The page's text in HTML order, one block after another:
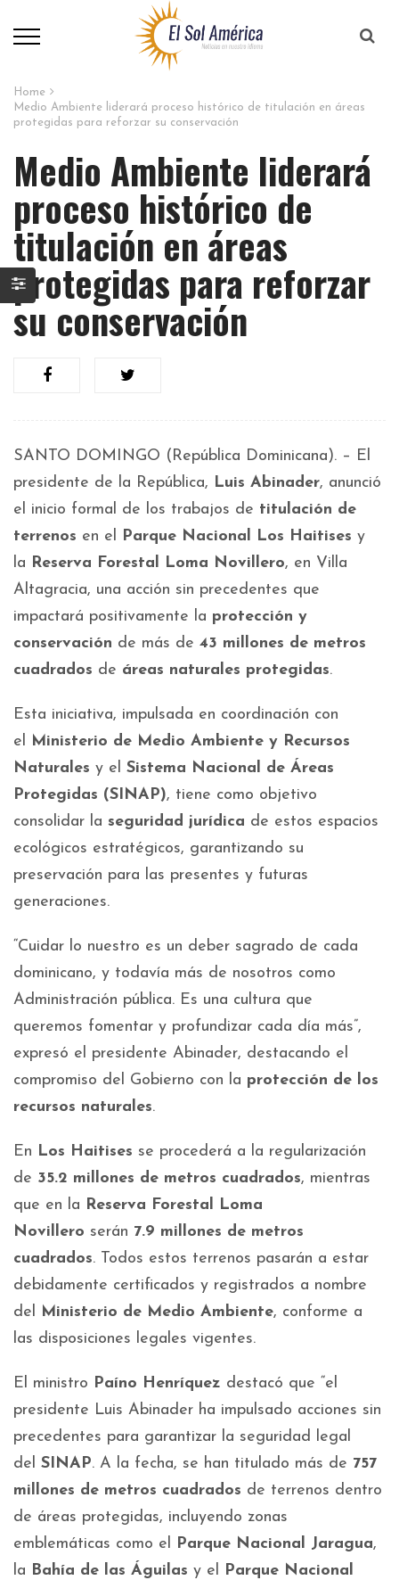
Home
Medio Ambiente liderará proceso histórico de titulación en áreas
protegidas para reforzar su conservación
Medio Ambiente liderará
proceso histórico de
titulación en áreas
protegidas para reforzar
su conservación
SANTO DOMINGO (República Dominicana). – El
presidente de la República, Luis Abinader, anunció
el inicio formal de los trabajos de titulación de
terrenos en el Parque Nacional Los Haitises y
la Reserva Forestal Loma Novillero, en Villa
Altagracia, una acción sin precedentes que
impactará positivamente la protección y
conservación de más de 43 millones de metros
cuadrados de áreas naturales protegidas.
Esta iniciativa, impulsada en coordinación con
el Ministerio de Medio Ambiente y Recursos
Naturales y el Sistema Nacional de Áreas
Protegidas (SINAP), tiene como objetivo
consolidar la seguridad jurídica de estos espacios
ecológicos estratégicos, garantizando su
preservación para las presentes y futuras
generaciones.
“Cuidar lo nuestro es un deber sagrado de cada
dominicano, y todavía más de nosotros como
Administración pública. Es una cultura que
queremos fomentar y profundizar cada día más”,
expresó el presidente Abinader, destacando el
compromiso del Gobierno con la protección de los
recursos naturales.
En Los Haitises se procederá a la regularización
de 35.2 millones de metros cuadrados, mientras
que en la Reserva Forestal Loma
Novillero serán 7.9 millones de metros
cuadrados. Todos estos terrenos pasarán a estar
debidamente certificados y registrados a nombre
del Ministerio de Medio Ambiente, conforme a
las disposiciones legales vigentes.
El ministro Paíno Henríquez destacó que “el
presidente Luis Abinader ha impulsado acciones sin
precedentes para garantizar la seguridad legal
del SINAP. A la fecha, se han titulado más de 757
millones de metros cuadrados de terrenos dentro
de áreas protegidas, incluyendo zonas
emblemáticas como el Parque Nacional Jaragua,
la Bahía de las Águilas y el Parque Nacional